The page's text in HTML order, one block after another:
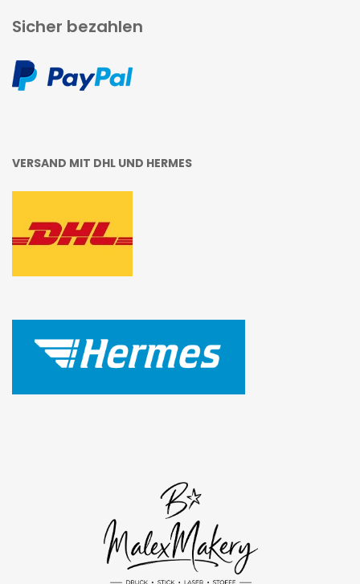
Sicher bezahlen
VERSAND MIT DHL UND HERMES